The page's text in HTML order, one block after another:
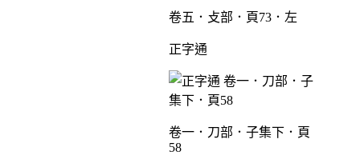
卷五．攴部．頁73．左
正字通
卷一．刀部．子集下．頁
58